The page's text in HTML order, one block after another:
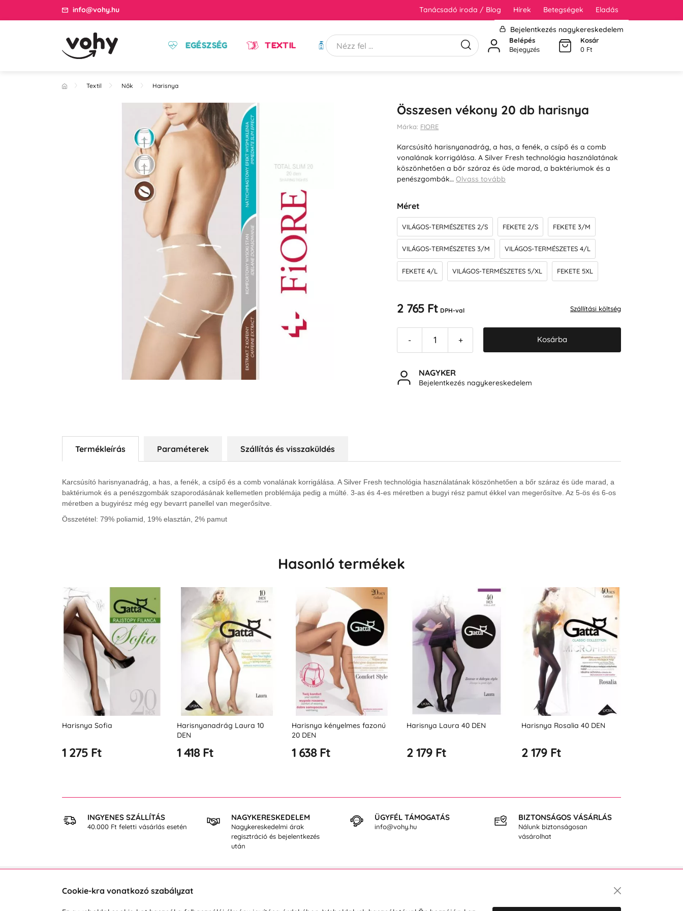
info@vohy.hu Tanácsadó iroda / Blog Hírek Betegségek Eladás
Bejelentkezés nagykereskedelem
EGÉSZSÉG TEXTIL HIGIÉNIA
Belépés
Bejegyzés
Kosár
0 Ft
Textil Nők Harisnya
Összesen vékony 20 db harisnya
Márka: FIORE
Karcsúsító harisnyanadrág, a has, a fenék, a csípő és a comb
vonalának korrigálása. A Silver Fresh technológia használatának
köszönhetően a bőr száraz és üde marad, a baktériumok és a
penészgombák…Olvass tovább
Méret
VILÁGOS-TERMÉSZETES 2/S FEKETE 2/S FEKETE 3/M
VILÁGOS-TERMÉSZETES 3/M VILÁGOS-TERMÉSZETES 4/L
FEKETE 4/L VILÁGOS-TERMÉSZETES 5/XL FEKETE 5XL
2 765 Ft DPH-val Szállítási költség
- + Kosárba
NAGYKER
Bejelentkezés nagykereskedelem
Termékleírás Paraméterek Szállítás és visszaküldés
Karcsúsító harisnyanadrág, a has, a fenék, a csípő és a comb vonalának korrigálása. A Silver Fresh technológia használatának köszönhetően a bőr száraz és üde marad, a
baktériumok és a penészgombák szaporodásának kellemetlen problémája pedig a múlté. 3-as és 4-es méretben a bugyi rész pamut ékkel van megerősítve. Az 5-ös és 6-os
méretben a bugyirész még egy bevarrt panellel van megerősítve.
Összetétel: 79% poliamid, 19% elasztán, 2% pamut
Hasonló termékek
Harisnyanadrág Laura 10
1 418 Ft
Harisnya kényelmes fazonú
20 DEN
1 638 Ft
Harisnya Laura 40 DEN
2 179 Ft
Harisnya Rosalia 40 DEN
2 179 Ft
Harisnya Fit kontroll 20
2 582 Ft
INGYENES SZÁLLÍTÁS
40.000 Ft feletti vásárlás esetén
NAGYKERESKEDELEM
Nagykereskedelmi árak
regisztráció és bejelentkezés
után
ÜGYFÉL TÁMOGATÁS
info@vohy.hu
BIZTONSÁGOS VÁSÁRLÁS
Nálunk biztonságosan
vásárolhat
Cookie-kra vonatkozó szabályzat